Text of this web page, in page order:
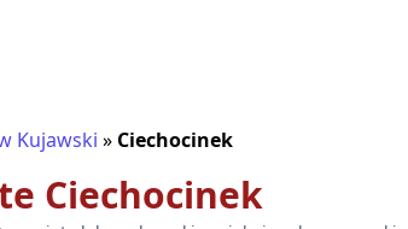
Kujawski » Ciechocinek
Ciechocinek